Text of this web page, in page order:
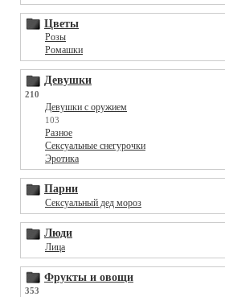
Цветы
Розы
Ромашки
Девушки
210
Девушки с оружием
103
Разное
Сексуальные снегурочки
Эротика
Парни
Сексуальный дед мороз
Люди
Лица
Фрукты и овощи
353